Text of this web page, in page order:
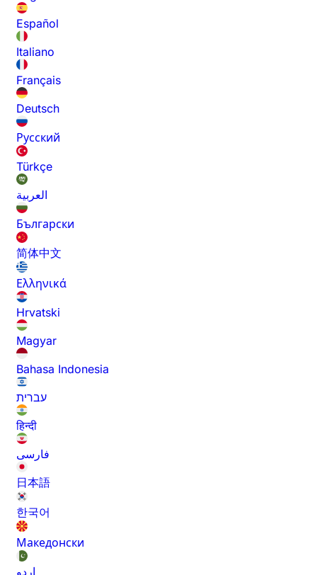
Español
Italiano
Français
Deutsch
Русский
Türkçe
العربية
Български
简体中文
Ελληνικά
Hrvatski
Magyar
Bahasa Indonesia
עברית
हिन्दी
فارسی
日本語
한국어
Македонски
اردو